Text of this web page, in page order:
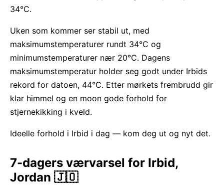
34°C.
Uken som kommer ser stabil ut, med
maksimumstemperaturer rundt 34°C og
minimumstemperaturer nær 20°C. Dagens
maksimumstemperatur holder seg godt under Irbids
rekord for datoen, 44°C. Etter mørkets frembrudd gir
klar himmel og en moon gode forhold for
stjernekikking i kveld.
Ideelle forhold i Irbid i dag — kom deg ut og nyt det.
7-dagers værvarsel for Irbid,
Jordan 🇯🇴